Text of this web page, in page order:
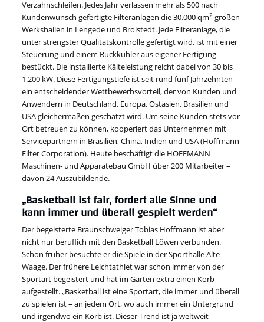
Verzahnschleifen. Jedes Jahr verlassen mehr als 500 nach
Kundenwunsch gefertigte Filteranlagen die 30.000 qm2 großen
Werkshallen in Lengede und Broistedt. Jede Filteranlage, die
unter strengster Qualitätskontrolle gefertigt wird, ist mit einer
Steuerung und einem Rückkühler aus eigener Fertigung
bestückt. Die installierte Kälteleistung reicht dabei von 30 bis
1.200 kW. Diese Fertigungstiefe ist seit rund fünf Jahrzehnten
ein entscheidender Wettbewerbsvorteil, der von Kunden und
Anwendern in Deutschland, Europa, Ostasien, Brasilien und
USA gleichermaßen geschätzt wird. Um seine Kunden stets vor
Ort betreuen zu können, kooperiert das Unternehmen mit
Servicepartnern in Brasilien, China, Indien und USA (Hoffmann
Filter Corporation). Heute beschäftigt die HOFFMANN
Maschinen- und Apparatebau GmbH über 200 Mitarbeiter –
davon 24 Auszubildende.
„Basketball ist fair, fordert alle Sinne und
kann immer und überall gespielt werden“
Der begeisterte Braunschweiger Tobias Hoffmann ist aber
nicht nur beruflich mit den Basketball Löwen verbunden.
Schon früher besuchte er die Spiele in der Sporthalle Alte
Waage. Der frühere Leichtathlet war schon immer von der
Sportart begeistert und hat im Garten extra einen Korb
aufgestellt. „Basketball ist eine Sportart, die immer und überall
zu spielen ist – an jedem Ort, wo auch immer ein Untergrund
und irgendwo ein Korb ist. Dieser Trend ist ja weltweit